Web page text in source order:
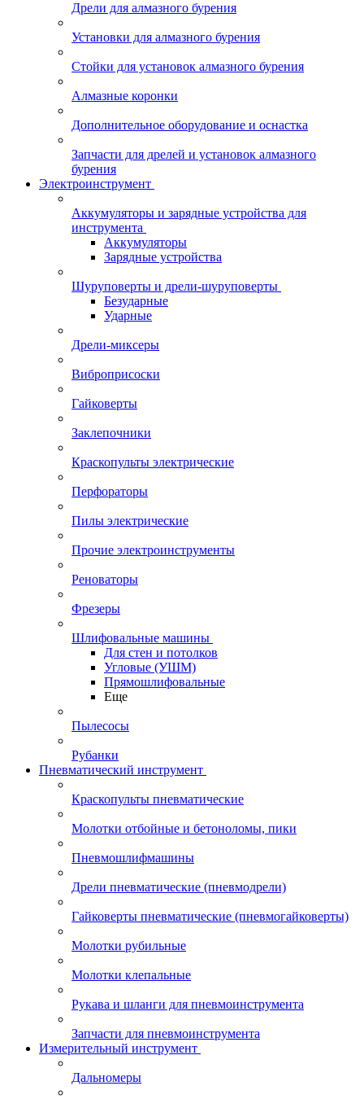
Дрели для алмазного бурения
Установки для алмазного бурения
Стойки для установок алмазного бурения
Алмазные коронки
Дополнительное оборудование и оснастка
Запчасти для дрелей и установок алмазного
бурения
Электроинструмент
Аккумуляторы и зарядные устройства для
инструмента
Аккумуляторы
Зарядные устройства
Шуруповерты и дрели-шуруповерты
Безударные
Ударные
Дрели-миксеры
Виброприсоски
Гайковерты
Заклепочники
Краскопульты электрические
Перфораторы
Пилы электрические
Прочие электроинструменты
Реноваторы
Фрезеры
Шлифовальные машины
Для стен и потолков
Угловые (УШМ)
Прямошлифовальные
Еще
Пылесосы
Рубанки
Пневматический инструмент
Краскопульты пневматические
Молотки отбойные и бетоноломы, пики
Пневмошлифмашины
Дрели пневматические (пневмодрели)
Гайковерты пневматические (пневмогайковерты)
Молотки рубильные
Молотки клепальные
Рукава и шланги для пневмоинструмента
Запчасти для пневмоинструмента
Измерительный инструмент
Дальномеры